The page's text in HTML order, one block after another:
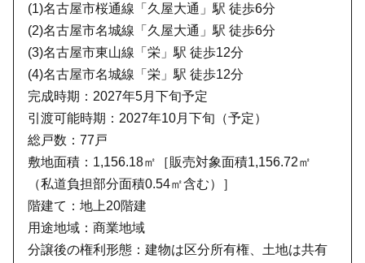
(1)名古屋市桜通線「久屋大通」駅 徒歩6分
(2)名古屋市名城線「久屋大通」駅 徒歩6分
(3)名古屋市東山線「栄」駅 徒歩12分
(4)名古屋市名城線「栄」駅 徒歩12分
完成時期：2027年5月下旬予定
引渡可能時期：2027年10月下旬（予定）
総戸数：77戸
敷地面積：1,156.18㎡［販売対象面積1,156.72㎡
（私道負担部分面積0.54㎡含む）］
階建て：地上20階建
用途地域：商業地域
分譲後の権利形態：建物は区分所有権、土地は共有